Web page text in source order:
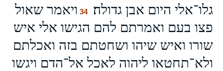
גלו־אלי היום אבן גדולה׃ 34 ויאמר שאול
פצו בעם ואמרתם להם הגישו אלי איש
שורו ואיש שיהו ושחטתם בזה ואכלתם
ולא־תחטאו ליהוה לאכל אל־הדם ויגשו